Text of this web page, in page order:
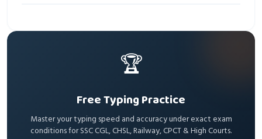
🏆
Free Typing Practice
Master your typing speed and accuracy under exact exam
conditions for SSC CGL, CHSL, Railway, CPCT & High Courts.